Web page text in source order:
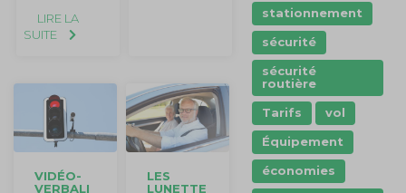
LIRE LA
SUITE
VIDÉO-
VERBALI
LES
LUNETTE
stationnement
sécurité
sécurité
routière
Tarifs
vol
Équipement
économies